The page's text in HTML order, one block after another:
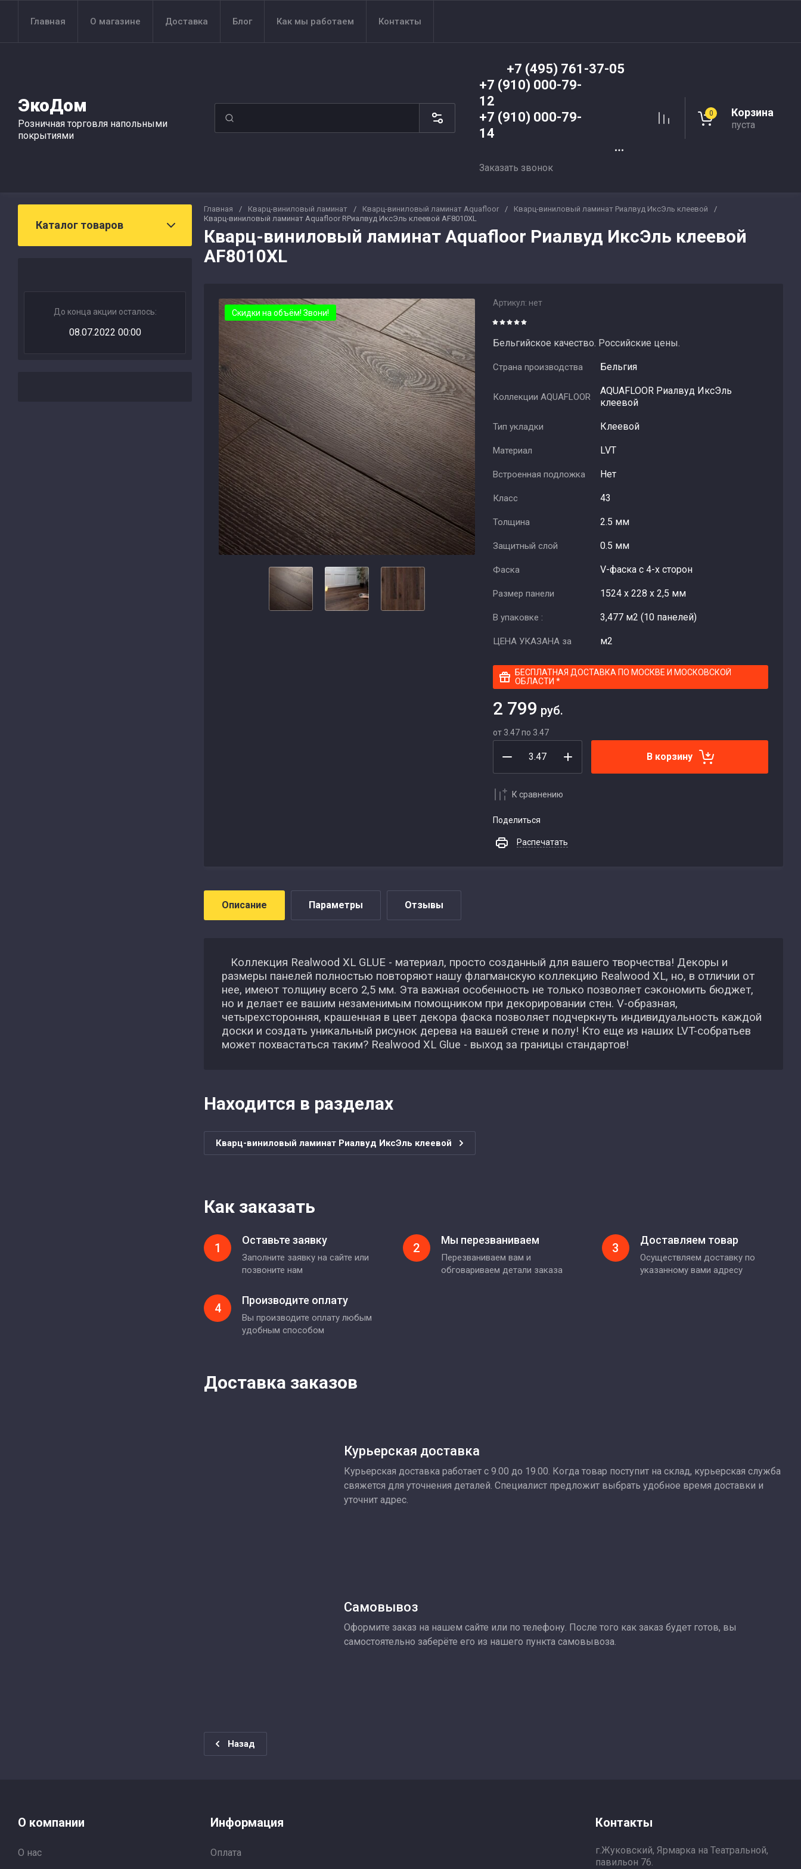
Главная О магазине Доставка Блог Как мы работаем Контакты
ЭкоДом
Розничная торговля напольными
покрытиями
+7 (495) 761-37-05
+7 (910) 000-79-
12
+7 (910) 000-79-
14
Заказать звонок
0 Корзина
пуста
Каталог товаров
До конца акции осталось:
08.07.2022 00:00
Главная / Кварц-виниловый ламинат / Кварц-виниловый ламинат Aquafloor / Кварц-виниловый ламинат Риалвуд ИксЭль клеевой
/
Кварц-виниловый ламинат Aquafloor RРиалвуд ИксЭль клеевой AF8010XL
Кварц-виниловый ламинат Aquafloor Риалвуд ИксЭль клеевой
AF8010XL
Скидки на объём! Звони!
Артикул: нет
Бельгийское качество. Российские цены.
Страна производства Бельгия
Коллекции AQUAFLOOR
AQUAFLOOR Риалвуд ИксЭль
клеевой
Тип укладки Клеевой
Материал LVT
Встроенная подложка Нет
Класс 43
Толщина 2.5 мм
Защитный слой 0.5 мм
Фаска V-фаска с 4-х сторон
Размер панели 1524 х 228 х 2,5 мм
В упаковке : 3,477 м2 (10 панелей)
ЦЕНА УКАЗАНА за м2
БЕСПЛАТНАЯ ДОСТАВКА ПО МОСКВЕ И МОСКОВСКОЙ
ОБЛАСТИ *
2 799 руб.
от 3.47 по 3.47
В корзину
К сравнению
Поделиться
Распечатать
Описание Параметры Отзывы
Коллекция Realwood XL GLUE - материал, просто созданный для вашего творчества! Декоры и
размеры панелей полностью повторяют нашу флагманскую коллекцию Realwood XL, но, в отличии от
нее, имеют толщину всего 2,5 мм. Эта важная особенность не только позволяет сэкономить бюджет,
но и делает ее вашим незаменимым помощником при декорировании стен. V-образная,
четырехсторонняя, крашенная в цвет декора фаска позволяет подчеркнуть индивидуальность каждой
доски и создать уникальный рисунок дерева на вашей стене и полу! Кто еще из наших LVT-собратьев
может похвастаться таким? Realwood XL Glue - выход за границы стандартов!
Находится в разделах
Кварц-виниловый ламинат Риалвуд ИксЭль клеевой
Как заказать
1
Оставьте заявку
Заполните заявку на сайте или
позвоните нам
2
Мы перезваниваем
Перезваниваем вам и
обговариваем детали заказа
3
Доставляем товар
Осуществляем доставку по
указанному вами адресу
4
Производите оплату
Вы производите оплату любым
удобным способом
Доставка заказов
Курьерская доставка
Курьерская доставка работает с 9.00 до 19.00. Когда товар поступит на склад, курьерская служба
свяжется для уточнения деталей. Специалист предложит выбрать удобное время доставки и
уточнит адрес.
Самовывоз
Оформите заказ на нашем сайте или по телефону. После того как заказ будет готов, вы
самостоятельно заберёте его из нашего пункта самовывоза.
Назад
О компании
О нас
Информация
Оплата
Контакты
г.Жуковский, Ярмарка на Театральной,
павильон 76.